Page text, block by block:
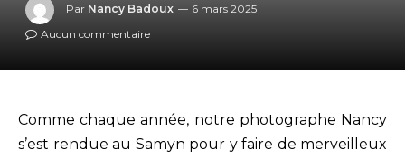
Par Nancy Badoux
6 mars 2025
Aucun commentaire
Comme chaque année, notre photographe Nancy
s’est rendue au Samyn pour y faire de merveilleux